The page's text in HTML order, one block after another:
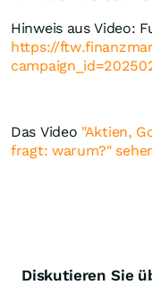
Hinweis aus Video:
https://
Das Video "Aktien,
fragt: warum?"
Diskutieren Sie